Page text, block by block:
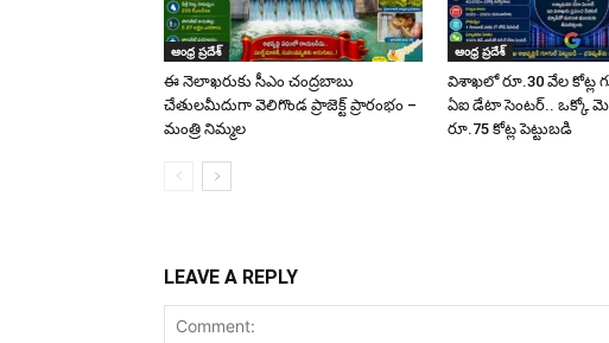
ఆంధ్ర ప్రదేశ్
ఈ నెలాఖరుకు సీఎం చంద్రబాబు
చేతులమీదుగా వెలిగొండ ప్రాజెక్ట్‌ ప్రారంభం –
మంత్రి నిమ్మల
ఆంధ్ర ప్రదేశ్
విశాఖలో రూ.30 వేల కోట్ల
ఏఐ డేటా సెంటర్.. ఒక్కో
రూ.75 కోట్ల పెట్టుబడి
LEAVE A REPLY